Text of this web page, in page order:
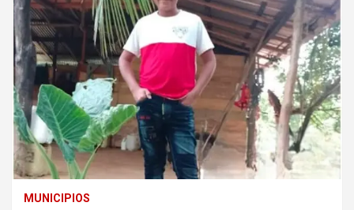
MUNICIPIOS